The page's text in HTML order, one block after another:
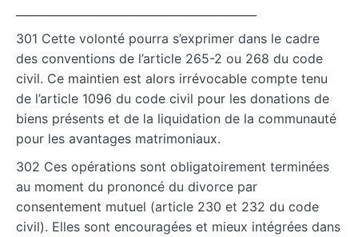
301 Cette volonté pourra s’exprimer dans le cadre
des conventions de l’article 265-2 ou 268 du code
civil. Ce maintien est alors irrévocable compte tenu
de l’article 1096 du code civil pour les donations de
biens présents et de la liquidation de la communauté
pour les avantages matrimoniaux.
302 Ces opérations sont obligatoirement terminées
au moment du prononcé du divorce par
consentement mutuel (article 230 et 232 du code
civil). Elles sont encouragées et mieux intégrées dans